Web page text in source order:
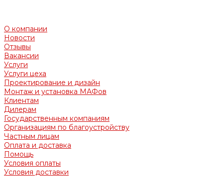
О компании
Новости
Отзывы
Вакансии
Услуги
Услуги цеха
Проектирование и дизайн
Монтаж и установка МАФов
Клиентам
Дилерам
Государственным компаниям
Организациям по благоустройству
Частным лицам
Оплата и доставка
Помощь
Условия оплаты
Условия доставки